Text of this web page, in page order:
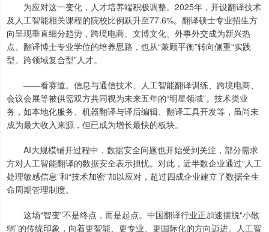
为应对这一变化，人才培养端积极调整。2025年，开设翻译技术
及人工智能相关课程的院校比例跃升至77.6%。翻译硕士专业招生方
向呈现垂直细分趋势，跨境电商、文博文化、外事外交成为新兴热
点。翻译博士专业学位的培养思路，也从“兼顾平衡”转向侧重“实践
型、跨领域复合型”人才。
——看赛道。信息与通信技术、人工智能翻译训练、跨境电商、
会议会展等被供需双方共同视为未来五年的“明星领域”。技术类业
务，如本地化服务、机器翻译与译后编辑、翻译工具开发等，虽尚未
成为最大收入来源，但已成为增长最快的板块。
AI大规模铺开过程中，数据安全问题也开始受到关注，部分需求
方对人工智能翻译的数据安全表示担忧。对此，近半数企业通过“人工
处理敏感信息”和“技术加密”加以应对，超过四成企业建立了数据全生
命周期管理制度。
这场“智变”不是终点，而是起点。中国翻译行业正加速摆脱“小散
弱”的传统印象，向着更智能、更专业、更国际化的方向迈进。人工智